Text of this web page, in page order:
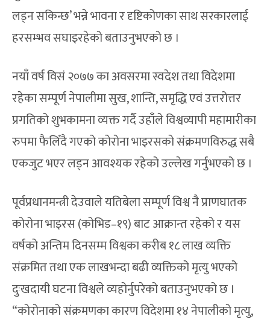
लड्न सकिन्छ’ भन्ने भावना र दृष्टिकोणका साथ सरकारलाई
हरसम्भव सघाइरहेको बताउनुभएको छ ।
नयाँ वर्ष विसं २०७७ का अवसरमा स्वदेश तथा विदेशमा
रहेका सम्पूर्ण नेपालीमा सुख, शान्ति, समृद्धि एवं उत्तरोत्तर
प्रगतिको शुभकामना व्यक्त गर्दै उहाँले विश्वव्यापी महामारीका
रुपमा फैलिँदै गएको कोरोना भाइरसको संक्रमणविरुद्ध सबै
एकजुट भएर लड्न आवश्यक रहेको उल्लेख गर्नुभएको छ ।
पूर्वप्रधानमन्त्री देउवाले यतिबेला सम्पूर्ण विश्व नै प्राणघातक
कोरोना भाइरस (कोभिड–१९) बाट आक्रान्त रहेको र यस
वर्षको अन्तिम दिनसम्म विश्वका करीब १८ लाख व्यक्ति
संक्रमित तथा एक लाखभन्दा बढी व्यक्तिको मृत्यु भएको
दुःखदायी घटना विश्वले व्यहोर्नुपरेको बताउनुभएको छ ।
“कोरोनाको संक्रमणका कारण विदेशमा १४ नेपालीको मृत्यु,